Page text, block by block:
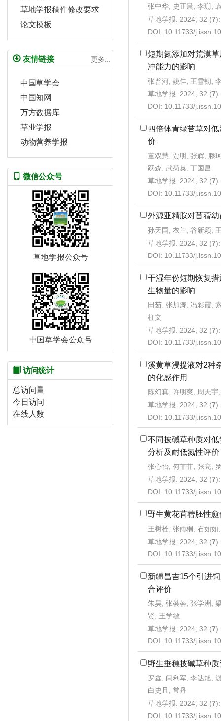
张中华, 史正晨, 李珊,
草地学报. 2024, 32 (7
DOI: 10.11733/
短期氮添加对荒漠
冲能力的影响
张普河, 姚佳, 王雪韧,
草地学报. 2024, 32 (7
DOI: 10.11733/
四倍体青绿苔草对
价
董双慧, 贾明, 张辉, 滕
跃森, 武菊英, 丁国昌
草地学报. 2024, 32 (7
DOI: 10.11733/
外源亚精胺对苜蓿
孙天国, 衣兰, 谷新颖,
草地学报. 2024, 32 (7
DOI: 10.11733/
干湿年份短期恢复
生物量的影响
田茹, 张加涛, 冯彩霞,
柱文
草地学报. 2024, 32 (7
DOI: 10.11733/
溪黄草浸提液对2种
的化感作用
陈幻真, 许明爽, 周天
草地学报. 2024, 32 (7
DOI: 10.11733/
不同披碱草种质对
分析及耐低氮性评价
张心怡, 何菲菲, 张亮,
草地学报. 2024, 32 (7
DOI: 10.11733/
野生黄花苜蓿胚性
王树栓, 张雨桐, 石如
草地学报. 2024, 32 (7
DOI: 10.11733/
新疆昌吉15个引进
合评价
朱昊, 张荟荟, 张学洲,
贤, 王学敏
草地学报. 2024, 32 (7
DOI: 10.11733/
野生垂穗披碱草种
罗鑫, 闫利军, 李达旭,
白史且, 常丹
草地学报. 2024, 32 (7
DOI: 10.11733/
草地学报稿件修改要求
论文模板
友情链接 更多...
中国草学会
中国知网
万方数据库
草业学报
动物营养学报
微信公众号
草地学报公众号
中国草学会公众号
访问统计
总访问量
今日访问
在线人数